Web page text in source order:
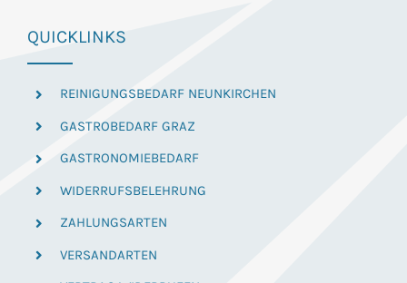
QUICKLINKS
REINIGUNGSBEDARF NEUNKIRCHEN
GASTROBEDARF GRAZ
GASTRONOMIEBEDARF
WIDERRUFSBELEHRUNG
ZAHLUNGSARTEN
VERSANDARTEN